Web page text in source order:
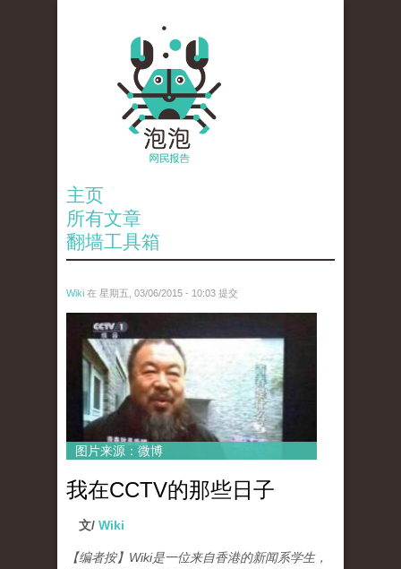
主页
所有文章
翻墙工具箱
Wiki 在 星期五, 03/06/2015 - 10:03 提交
ai_wei_wei_.jpg
图片来源：微博
我在CCTV的那些日子
文/ Wiki
【编者按】Wiki是一位来自香港的新闻系学生，